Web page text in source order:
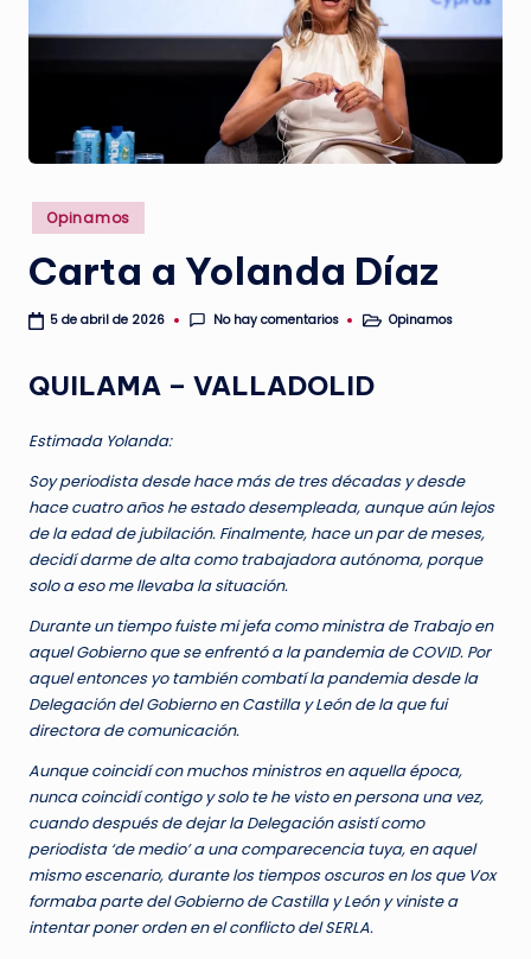
a
Publicado
en
Opinamos
Carta a Yolanda Díaz
5 de abril de 2026 No hay comentarios
PublicadoOpinamos
QUILAMA – VALLADOLID
Estimada Yolanda:
Soy periodista desde hace más de tres décadas y desde
hace cuatro años he estado desempleada, aunque aún lejos
de la edad de jubilación. Finalmente, hace un par de meses,
decidí darme de alta como trabajadora autónoma, porque
solo a eso me llevaba la situación.
Durante un tiempo fuiste mi jefa como ministra de Trabajo en
aquel Gobierno que se enfrentó a la pandemia de COVID. Por
aquel entonces yo también combatí la pandemia desde la
Delegación del Gobierno en Castilla y León de la que fui
directora de comunicación.
Aunque coincidí con muchos ministros en aquella época,
nunca coincidí contigo y solo te he visto en persona una vez,
cuando después de dejar la Delegación asistí como
periodista ‘de medio’ a una comparecencia tuya, en aquel
mismo escenario, durante los tiempos oscuros en los que Vox
formaba parte del Gobierno de Castilla y León y viniste a
intentar poner orden en el conflicto del SERLA.